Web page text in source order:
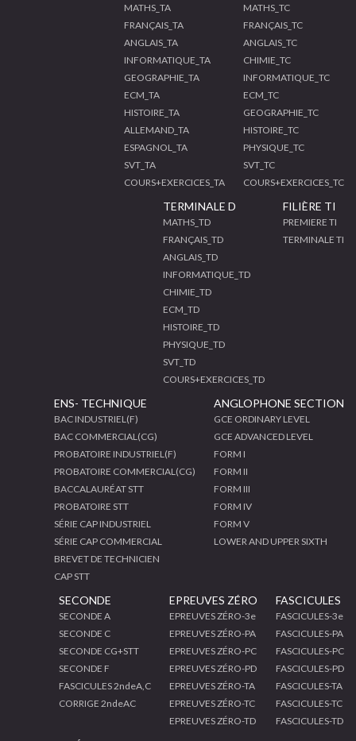
MATHS_TA
FRANÇAIS_TA
ANGLAIS_TA
INFORMATIQUE_TA
GEOGRAPHIE_TA
ECM_TA
HISTOIRE_TA
ALLEMAND_TA
ESPAGNOL_TA
SVT_TA
COURS+EXERCICES_TA
MATHS_TC
FRANÇAIS_TC
ANGLAIS_TC
CHIMIE_TC
INFORMATIQUE_TC
ECM_TC
GEOGRAPHIE_TC
HISTOIRE_TC
PHYSIQUE_TC
SVT_TC
COURS+EXERCICES_TC
TERMINALE D
MATHS_TD
FRANÇAIS_TD
ANGLAIS_TD
INFORMATIQUE_TD
CHIMIE_TD
ECM_TD
HISTOIRE_TD
PHYSIQUE_TD
SVT_TD
COURS+EXERCICES_TD
FILIÈRE TI
PREMIERE TI
TERMINALE TI
ENS- TECHNIQUE
BAC INDUSTRIEL(F)
BAC COMMERCIAL(CG)
PROBATOIRE INDUSTRIEL(F)
PROBATOIRE COMMERCIAL(CG)
BACCALAURÉAT STT
PROBATOIRE STT
SÉRIE CAP INDUSTRIEL
SÉRIE CAP COMMERCIAL
BREVET DE TECHNICIEN
CAP STT
ANGLOPHONE SECTION
GCE ORDINARY LEVEL
GCE ADVANCED LEVEL
FORM I
FORM II
FORM III
FORM IV
FORM V
LOWER AND UPPER SIXTH
SECONDE
SECONDE A
SECONDE C
SECONDE CG+STT
SECONDE F
FASCICULES 2ndeA,C
CORRIGE 2ndeAC
EPREUVES ZÉRO
EPREUVES ZÉRO-3e
EPREUVES ZÉRO-PA
EPREUVES ZÉRO-PC
EPREUVES ZÉRO-PD
EPREUVES ZÉRO-TA
EPREUVES ZÉRO-TC
EPREUVES ZÉRO-TD
FASCICULES
FASCICULES-3e
FASCICULES-PA
FASCICULES-PC
FASCICULES-PD
FASCICULES-TA
FASCICULES-TC
FASCICULES-TD